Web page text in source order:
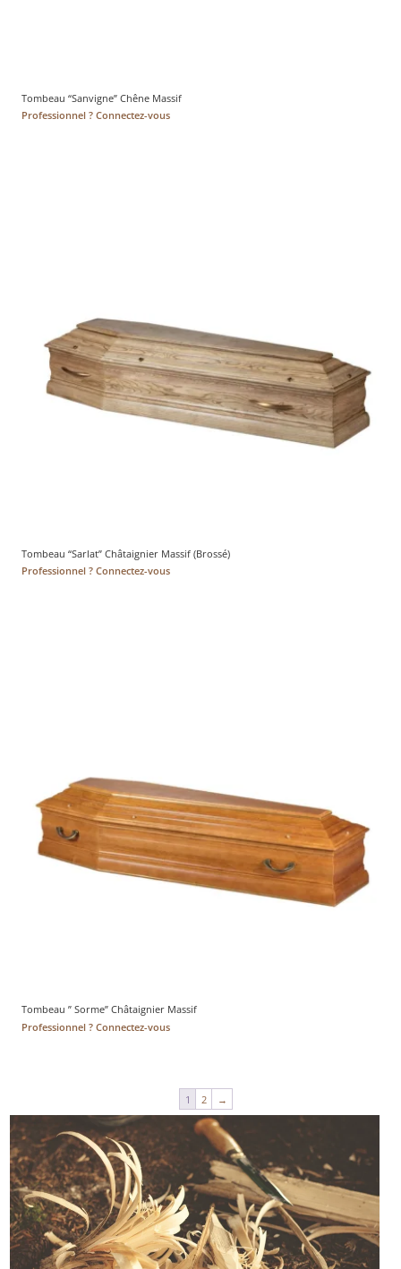
Tombeau “Sanvigne” Chêne Massif
Professionnel ? Connectez-vous
Tombeau “Sarlat” Châtaignier Massif (Brossé)
Professionnel ? Connectez-vous
Tombeau ” Sorme” Châtaignier Massif
Professionnel ? Connectez-vous
1 2 →